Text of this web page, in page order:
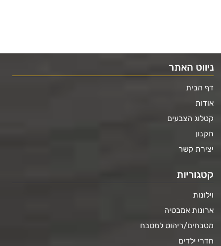
ניווט האתר
דף הבית
אודות
קטלוג הצבעים
תקנון
יצירת קשר
קטגוריות
וילונות
ארונות אמבטיה
מטבחים/ריהוט למטבח
חדרי ילדים